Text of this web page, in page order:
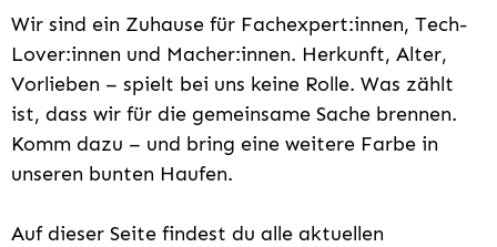
Wir sind ein Zuhause für Fachexpert:innen, Tech-
Lover:innen und Macher:innen. Herkunft, Alter,
Vorlieben – spielt bei uns keine Rolle. Was zählt
ist, dass wir für die gemeinsame Sache brennen.
Komm dazu – und bring eine weitere Farbe in
unseren bunten Haufen.
Auf dieser Seite findest du alle aktuellen